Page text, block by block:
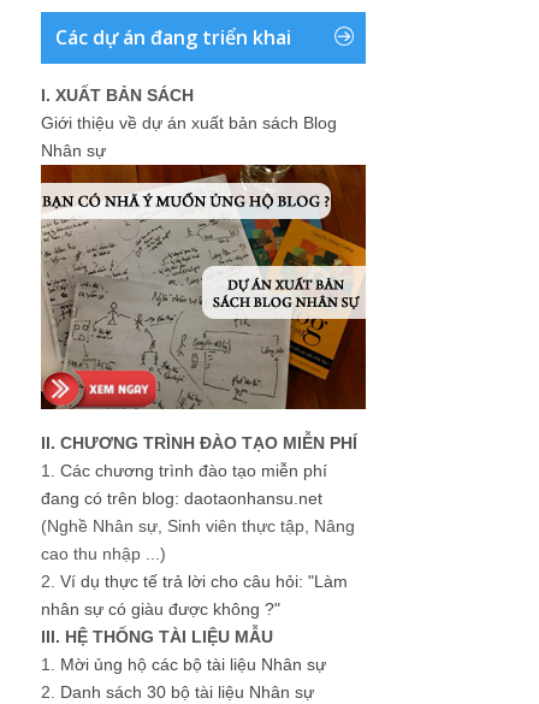
Các dự án đang triển khai
I. XUẤT BẢN SÁCH
Giới thiệu về dự án xuất bản sách Blog
Nhân sự
II. CHƯƠNG TRÌNH ĐÀO TẠO MIỄN PHÍ
1. Các chương trình đào tạo miễn phí
đang có trên blog: daotaonhansu.net
(Nghề Nhân sự, Sinh viên thực tập, Nâng
cao thu nhập ...)
2. Ví dụ thực tế trả lời cho câu hỏi: "Làm
nhân sự có giàu được không ?"
III. HỆ THỐNG TÀI LIỆU MẪU
1. Mời ủng hộ các bộ tài liệu Nhân sự
2. Danh sách 30 bộ tài liệu Nhân sự